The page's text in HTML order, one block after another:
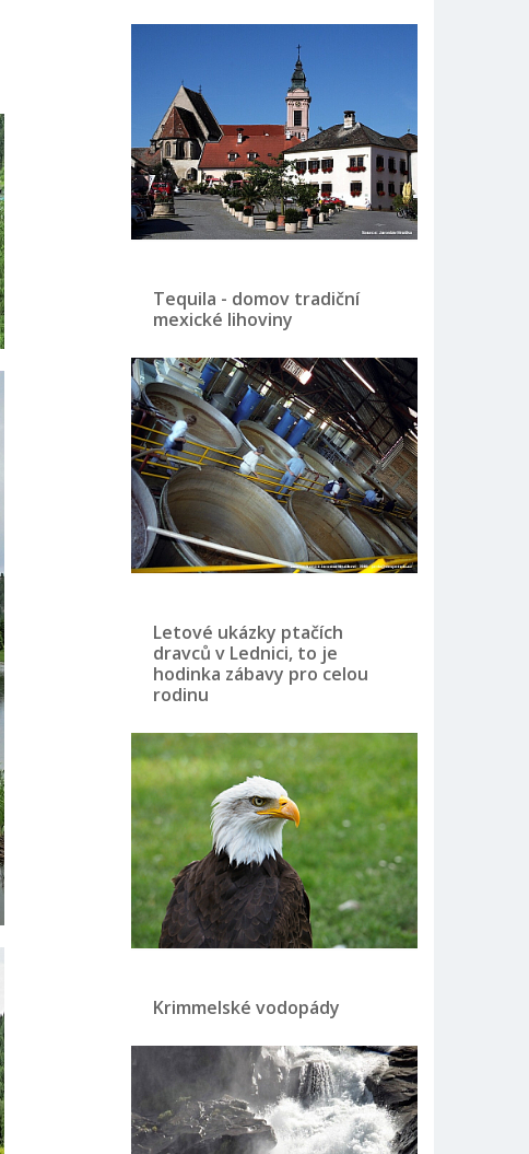
Tequila - domov tradiční
mexické lihoviny
Letové ukázky ptačích
dravců v Lednici, to je
hodinka zábavy pro celou
rodinu
Krimmelské vodopády